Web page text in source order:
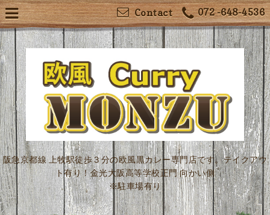
072 -648-4536
Contact
阪急京都線 上牧駅徒歩３分の欧風黒カレー専門店です。テイクアウ
ト有り！金光大阪高等学校正門 向かい側
※駐車場有り